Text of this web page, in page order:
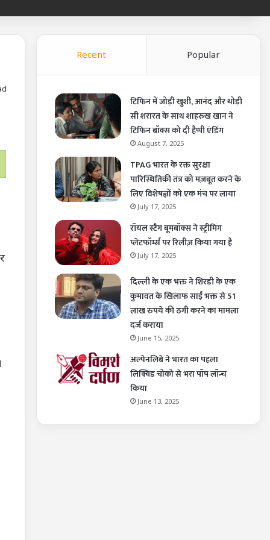
Recent Popular
टिफिन में जोड़ी खुशी, आनंद और थोड़ी
सी शरारत के साथ शाहरुख खान ने
टिफिन बॉक्स को दी हैप्पी एंडिंग
August 7, 2025
TPAG भारत के रक्त सुरक्षा
पारिस्थितिकी तंत्र को मज़बूत करने के
लिए विशेषज्ञों को एक मंच पर लाया
July 17, 2025
रॉयल स्टैग बूमबॉक्स ने स्ट्रीमिंग
प्लेटफॉर्म्स पर रिलीज़ किया गया है
July 17, 2025
दिल्ली के एक भक्त ने शिरडी के एक
कुमावत के खिलाफ साईं भक्त से 51
लाख रुपये की ठगी करने का मामला
दर्ज कराया
June 15, 2025
अल्पेनलिबे ने भारत का पहला
लिक्विड चोको से भरा पॉप लॉन्च
किया
June 13, 2025